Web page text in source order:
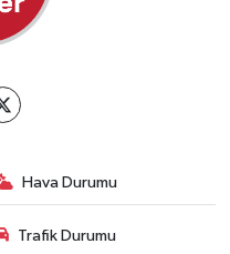
Hava Durumu
Trafik Durumu